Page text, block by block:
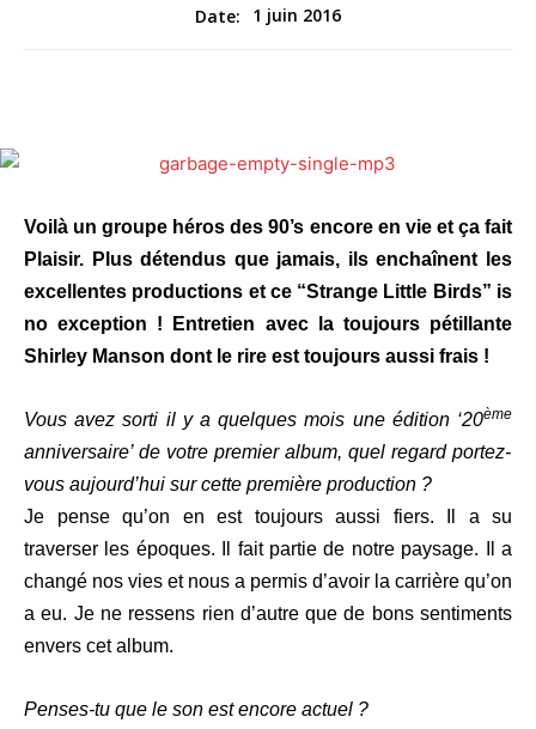
Date:
1 juin 2016
Voilà un groupe héros des 90’s encore en vie et ça fait
Plaisir. Plus détendus que jamais, ils enchaînent les
excellentes productions et ce “Strange Little Birds” is
no exception ! Entretien avec la toujours pétillante
Shirley Manson dont le rire est toujours aussi frais !
Vous avez sorti il y a quelques mois une édition ‘20ème
anniversaire’ de votre premier album, quel regard portez-
vous aujourd’hui sur cette première production ?
Je pense qu’on en est toujours aussi fiers. Il a su
traverser les époques. Il fait partie de notre paysage. Il a
changé nos vies et nous a permis d’avoir la carrière qu’on
a eu. Je ne ressens rien d’autre que de bons sentiments
envers cet album.
Penses-tu que le son est encore actuel ?